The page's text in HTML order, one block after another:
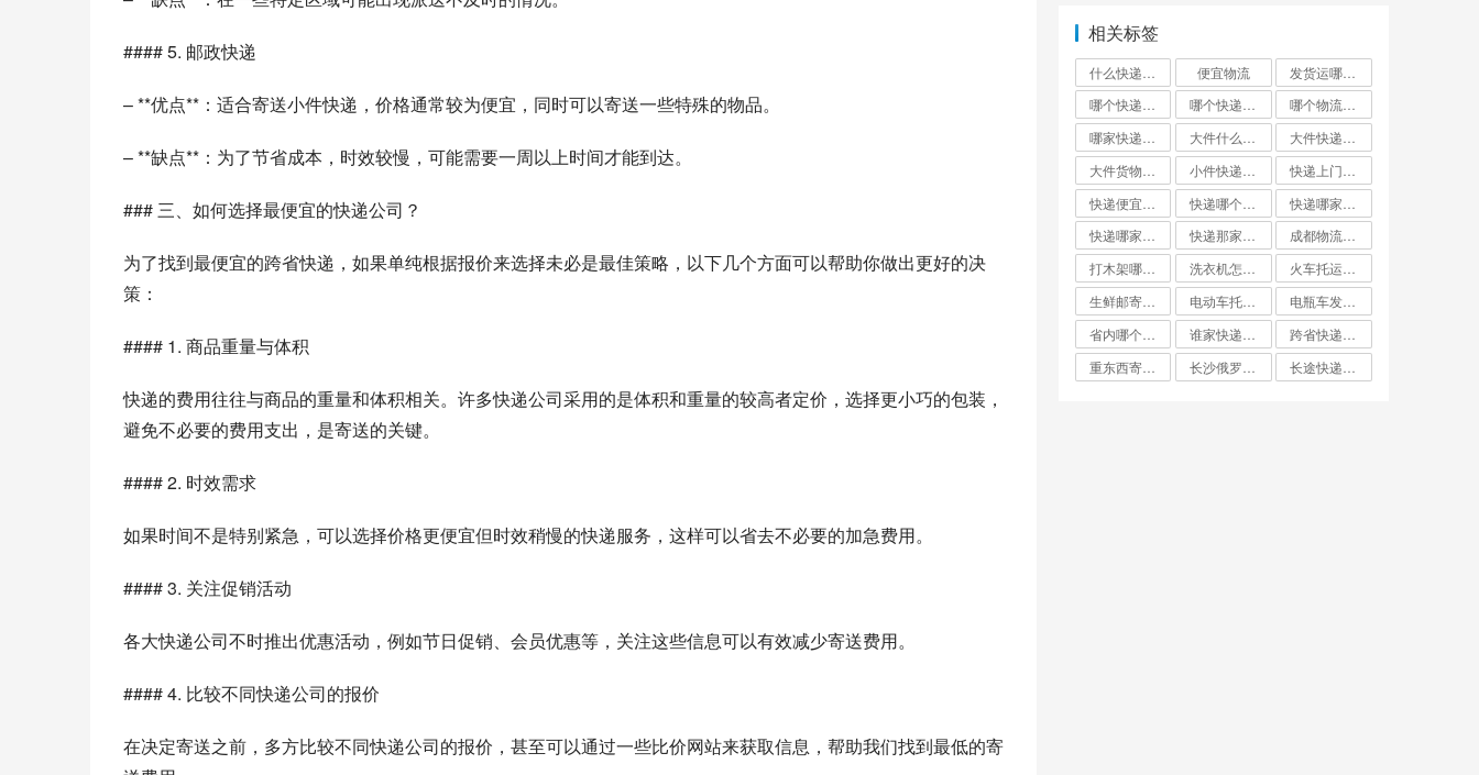
#### 5. 邮政快递
– **优点**：适合寄送小件快递，价格通常较为便宜，同时可以寄送一些特殊的物品。
– **缺点**：为了节省成本，时效较慢，可能需要一周以上时间才能到达。
### 三、如何选择最便宜的快递公司？
为了找到最便宜的跨省快递，如果单纯根据报价来选择未必是最佳策略，以下几个方面可以帮助你做出更好的决
策：
#### 1. 商品重量与体积
快递的费用往往与商品的重量和体积相关。许多快递公司采用的是体积和重量的较高者定价，选择更小巧的包装，
避免不必要的费用支出，是寄送的关键。
#### 2. 时效需求
如果时间不是特别紧急，可以选择价格更便宜但时效稍慢的快递服务，这样可以省去不必要的加急费用。
#### 3. 关注促销活动
各大快递公司不时推出优惠活动，例如节日促销、会员优惠等，关注这些信息可以有效减少寄送费用。
#### 4. 比较不同快递公司的报价
在决定寄送之前，多方比较不同快递公司的报价，甚至可以通过一些比价网站来获取信息，帮助我们找到最低的寄
相关标签
便宜物流
哪个快递便宜
哪个快递最便宜?
哪个物流发货最便宜
快递哪家比较便宜又快
快递那家最便宜又安全
成都物流公司哪个最便宜